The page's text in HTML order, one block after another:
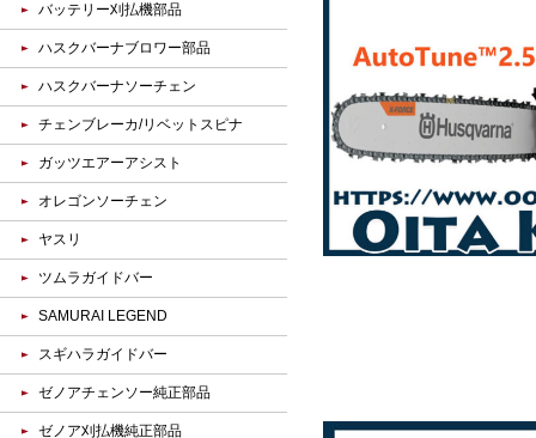
バッテリー刈払機部品
ハスクバーナブロワー部品
ハスクバーナソーチェン
チェンブレーカ/リベットスピナ
ガッツエアーアシスト
オレゴンソーチェン
ヤスリ
ツムラガイドバー
SAMURAI LEGEND
スギハラガイドバー
ゼノアチェンソー純正部品
ゼノア刈払機純正部品